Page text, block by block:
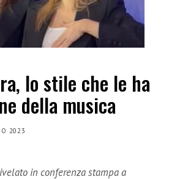
lo stile che le ha
della musica
2023
in conferenza stampa a